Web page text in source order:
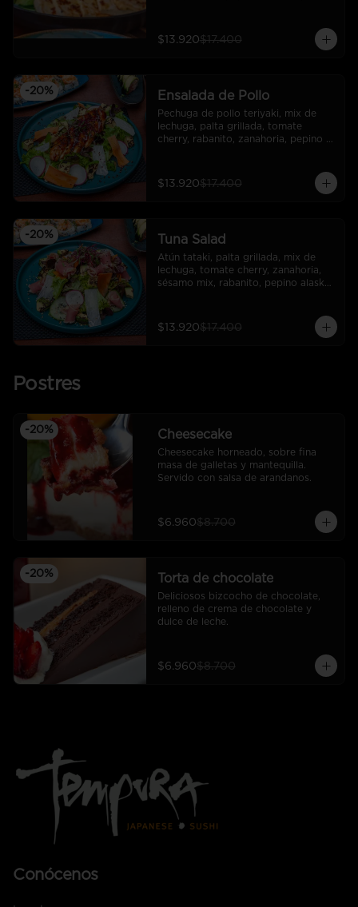
$13.920$17.400
-20% Ensalada de Pollo
Pechuga de pollo teriyaki, mix de
lechuga, palta grillada, tomate
cherry, rabanito, zanahoria, pepino
$13.920$17.400
-20% Tuna Salad
Atún tataki, palta grillada, mix de
lechuga, tomate cherry, zanahoria,
sésamo mix, rabanito, pepino alaska,
$13.920$17.400
Postres
-20% Cheesecake
Cheesecake horneado, sobre fina
masa de galletas y mantequilla.
Servido con salsa de arandanos.
$6.960$8.700
-20% Torta de chocolate
Deliciosos bizcocho de chocolate,
relleno de crema de chocolate y
dulce de leche.
$6.960$8.700
Conócenos